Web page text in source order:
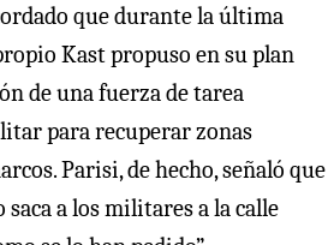
que durante la última
Kast propuso en su plan
de una fuerza de tarea
para recuperar zonas
Parisi, de hecho, señaló que
a los militares a la calle